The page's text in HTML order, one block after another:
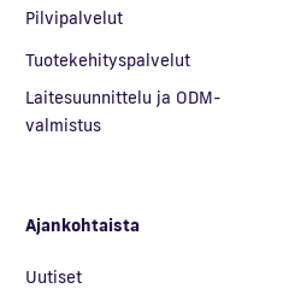
Pilvipalvelut
Tuotekehityspalvelut
Laitesuunnittelu ja ODM-
valmistus
Ajankohtaista
Uutiset